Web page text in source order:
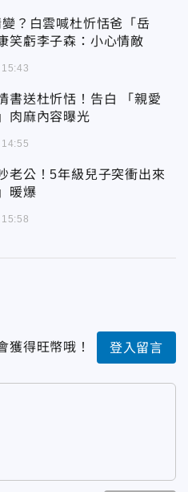
？白雲喊杜忻恬爸「岳
虧李子森：小心情敵
書送杜忻恬！告白 「親愛
肉麻內容曝光
老公！5年級兒子突衝出來
暖爆
獲得旺幣哦！ 登入留言